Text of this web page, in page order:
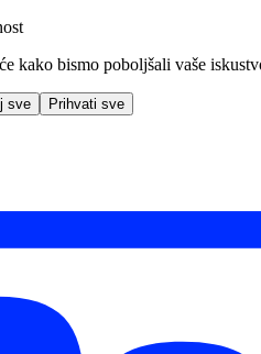
kako bismo poboljšali vaše
sve Prihvati sve